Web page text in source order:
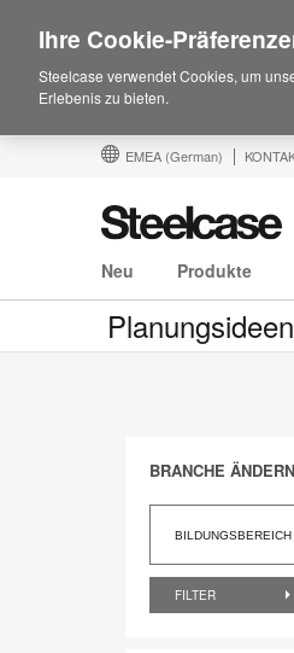
EMEA (German)
Neu Produkte
Planungsideen
BRANCHE ÄNDERN
BILDUNGSBEREICH
ändern
FILTER
Ihre Cookie-
Steelcase verwendet Cookies, um
Erlebenis zu bieten.